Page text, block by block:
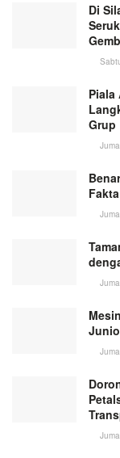
Di
Piala
Grup